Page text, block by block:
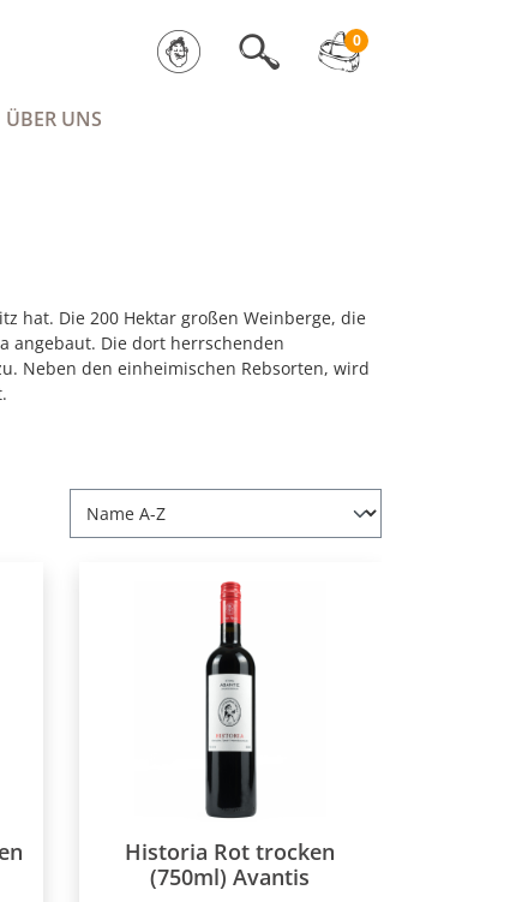
0
ÜBER UNS
hat. Die 200 Hektar großen Weinberge, die
angebaut. Die dort herrschenden
Neben den einheimischen Rebsorten, wird
Historia Rot trocken
(750ml) Avantis